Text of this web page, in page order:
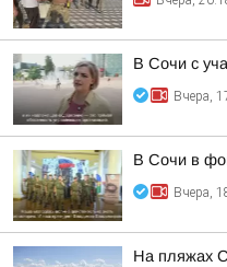
В Сочи с
Вчера,
В Сочи в
Вчера,
На пляжах